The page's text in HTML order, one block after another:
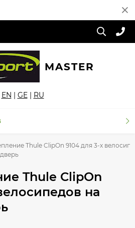
MASTER
EN | GE| RU
Thule ClipOn 9104 для 3-х
Thule ClipOn
на